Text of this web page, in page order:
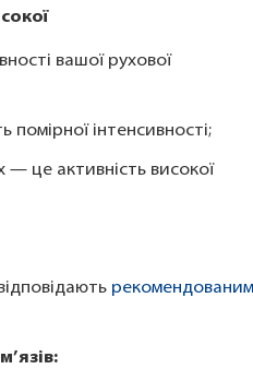
вашої рухової
інтенсивності;
це активність високої
рекомендованим